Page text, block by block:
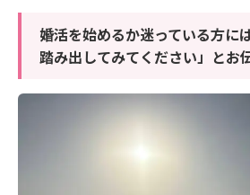
婚活を始めるか迷っている方に
踏み出してみてください」とお